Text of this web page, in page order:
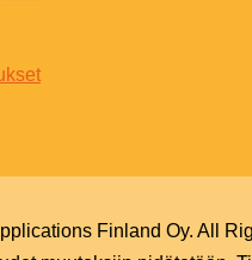
Finland Oy. All